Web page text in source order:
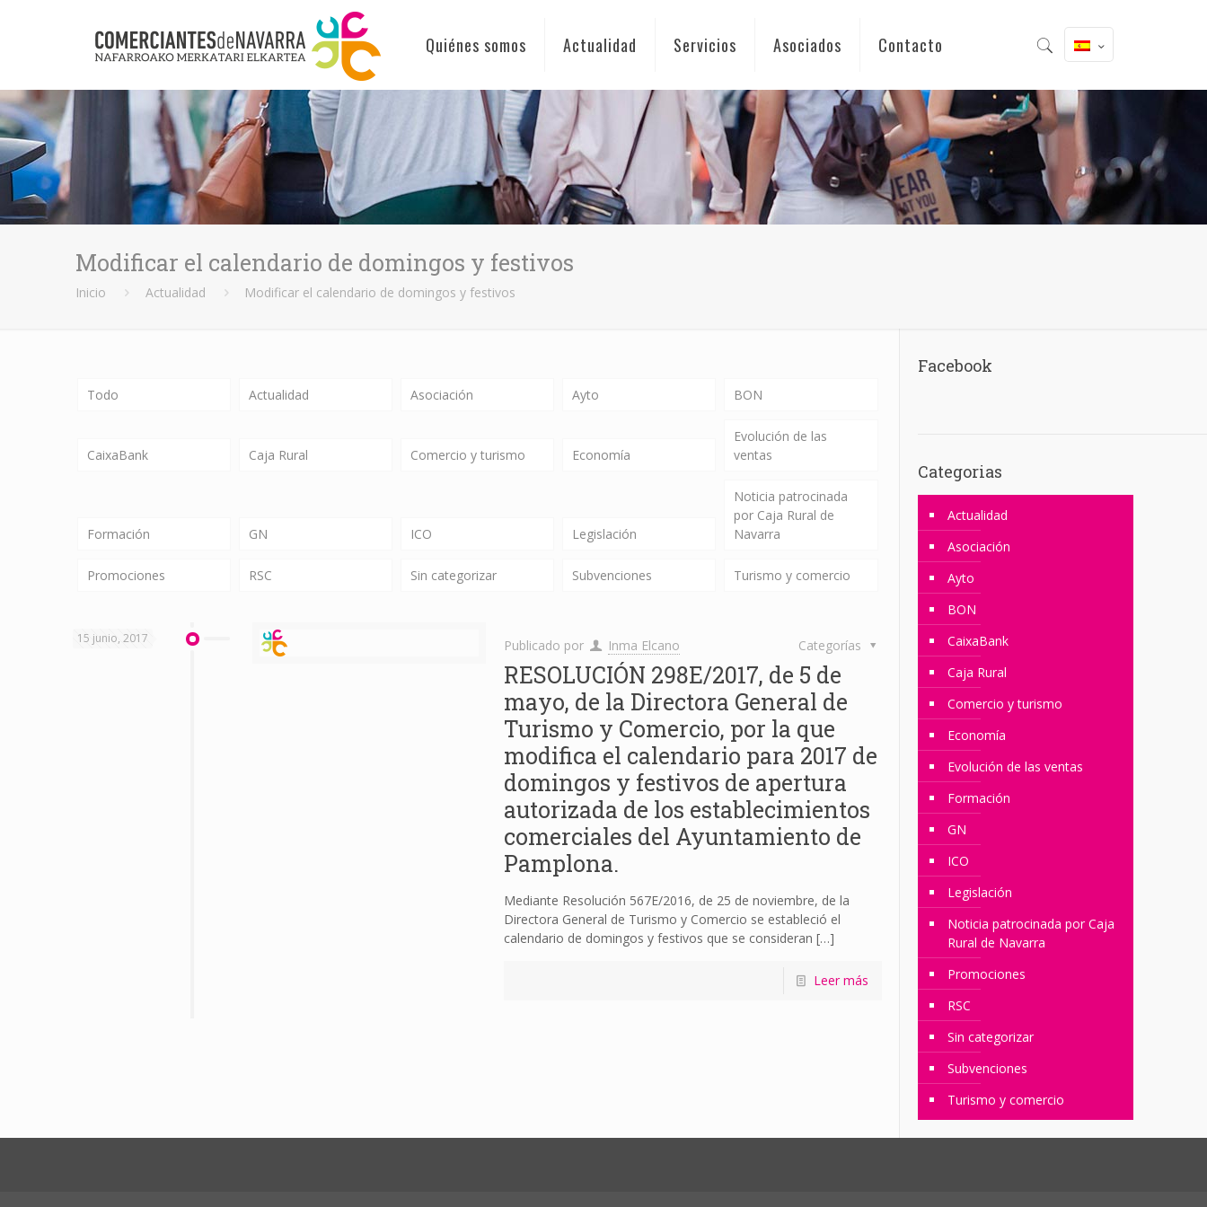
Quiénes somos Actualidad Servicios Asociados Contacto
Modificar el calendario de domingos y festivos
Inicio Actualidad Modificar el calendario de domingos y festivos
Todo Actualidad Asociación Ayto BON
CaixaBank Caja Rural Comercio y turismo Economía
Evolución de las
ventas
Formación GN ICO Legislación
Noticia patrocinada
por Caja Rural de
Navarra
Promociones RSC Sin categorizar Subvenciones Turismo y comercio
15 junio, 2017 Publicado por Inma Elcano Categorías
RESOLUCIÓN 298E/2017, de 5 de
mayo, de la Directora General de
Turismo y Comercio, por la que
modifica el calendario para 2017 de
domingos y festivos de apertura
autorizada de los establecimientos
comerciales del Ayuntamiento de
Pamplona.
Mediante Resolución 567E/2016, de 25 de noviembre, de la
Directora General de Turismo y Comercio se estableció el
calendario de domingos y festivos que se consideran […]
Leer más
Facebook
Categorias
Actualidad
Asociación
Ayto
BON
CaixaBank
Caja Rural
Comercio y turismo
Economía
Evolución de las ventas
Formación
GN
ICO
Legislación
Noticia patrocinada por Caja
Rural de Navarra
Promociones
RSC
Sin categorizar
Subvenciones
Turismo y comercio